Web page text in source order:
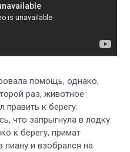
помощь, однако,
раз, животное
править к берегу.
что запрыгнула в лодку.
к берегу, примат
и взобрался на